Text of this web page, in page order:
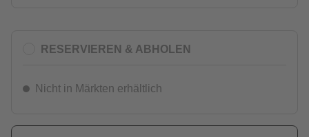
RESERVIEREN & ABHOLEN
Nicht in Märkten erhältlich